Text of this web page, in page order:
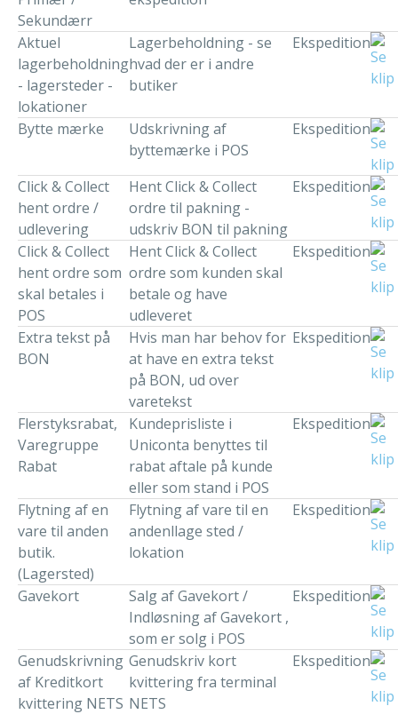
Sekundærr
Aktuel
lagerbeholdning
- lagersteder -
lokationer
Lagerbeholdning - se
hvad der er i andre
butiker
Ekspedition
Bytte mærke
Udskrivning af
byttemærke i POS
Ekspedition
Click & Collect
hent ordre /
udlevering
Hent Click & Collect
ordre til pakning -
udskriv BON til pakning
Ekspedition
Click & Collect
hent ordre som
skal betales i
POS
Hent Click & Collect
ordre som kunden skal
betale og have
udleveret
Ekspedition
Extra tekst på
BON
Hvis man har behov for
at have en extra tekst
på BON, ud over
varetekst
Ekspedition
Flerstyksrabat,
Varegruppe
Rabat
Kundeprisliste i
Uniconta benyttes til
rabat aftale på kunde
eller som stand i POS
Ekspedition
Flytning af en
vare til anden
butik.
(Lagersted)
Flytning af vare til en
andenllage sted /
lokation
Ekspedition
Gavekort
Salg af Gavekort /
Indløsning af Gavekort ,
som er solg i POS
Ekspedition
Genudskrivning
af Kreditkort
kvittering NETS
Genudskriv kort
kvittering fra terminal
NETS
Ekspedition